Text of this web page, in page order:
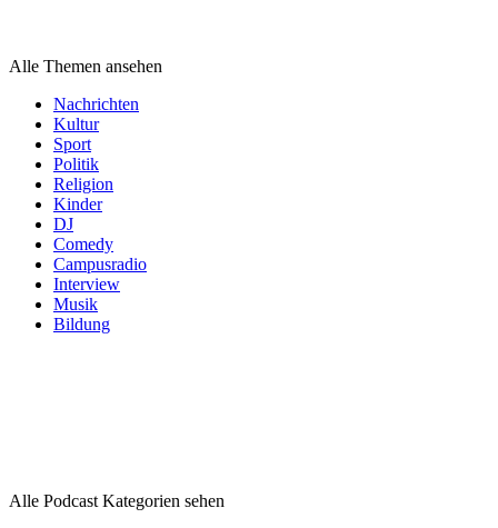
Alle Themen ansehen
Nachrichten
Kultur
Sport
Politik
Religion
Kinder
DJ
Comedy
Campusradio
Interview
Musik
Bildung
Alle Podcast Kategorien sehen